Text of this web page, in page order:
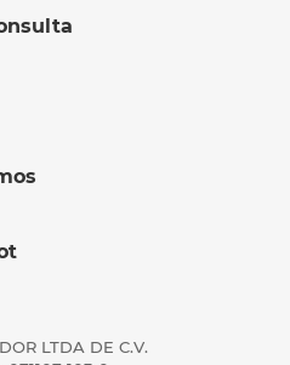
LTDA DE C.V.